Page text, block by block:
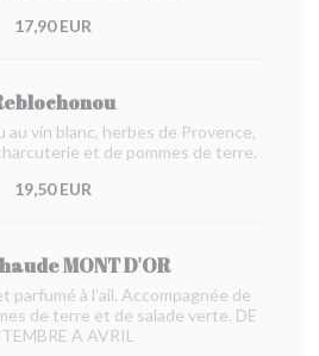
17,90 EUR
au vin blanc, herbes de Provence,
et de pommes de terre.
19,50 EUR
MONT D'OR
parfumé à l'ail. Accompagnée de
de terre et de salade verte. DE
A AVRIL